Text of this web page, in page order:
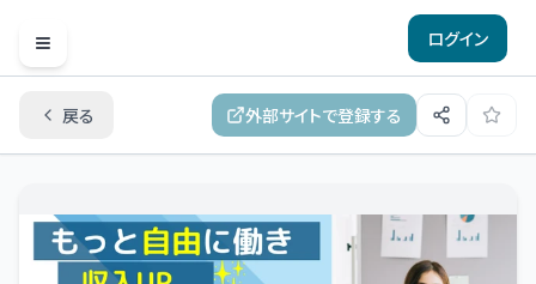
Open menu
ログイン
戻る 外部サイトで登録する